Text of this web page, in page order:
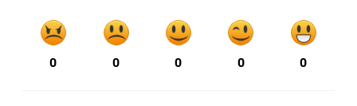
0 0 0 0 0